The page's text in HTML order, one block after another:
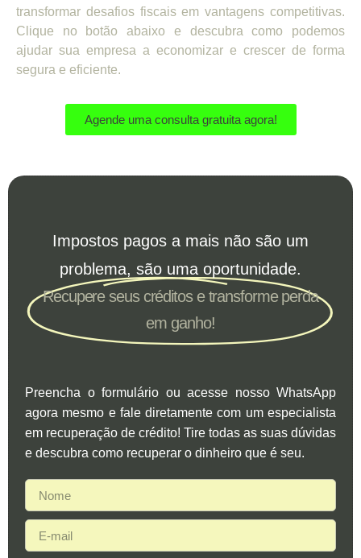
transformar desafios fiscais em vantagens competitivas.
Clique no botão abaixo e descubra como podemos
ajudar sua empresa a economizar e crescer de forma
segura e eficiente.
Agende uma consulta gratuita agora!
Impostos pagos a mais não são um
problema, são uma oportunidade.
Recupere seus créditos e transforme perda
em ganho!
Preencha o formulário ou acesse nosso WhatsApp
agora mesmo e fale diretamente com um especialista
em recuperação de crédito! Tire todas as suas dúvidas
e descubra como recuperar o dinheiro que é seu.